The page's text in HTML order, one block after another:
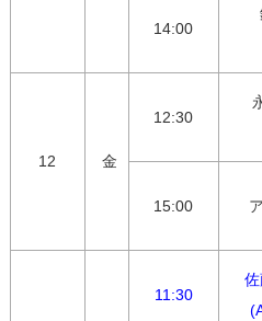
14:00
12 金
12:30
15:00
11:30